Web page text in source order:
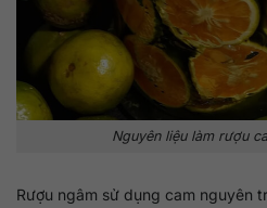
Nguyên liệu làm rượu
Rượu ngâm sử dụng cam nguyên